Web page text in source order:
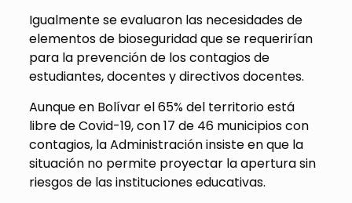
Igualmente se evaluaron las necesidades de
elementos de bioseguridad que se requerirían
para la prevención de los contagios de
estudiantes, docentes y directivos docentes.
Aunque en Bolívar el 65% del territorio está
libre de Covid-19, con 17 de 46 municipios con
contagios, la Administración insiste en que la
situación no permite proyectar la apertura sin
riesgos de las instituciones educativas.